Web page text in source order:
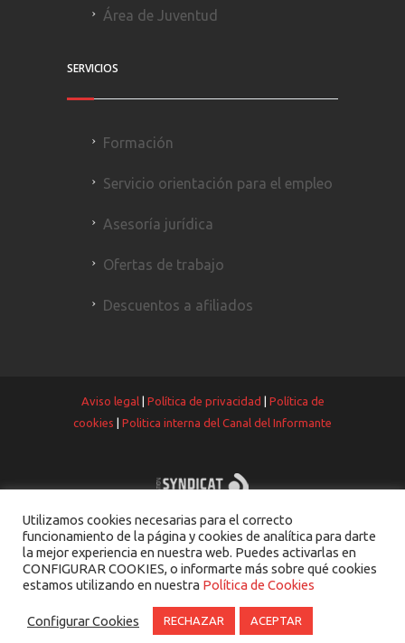
Área de Juventud
SERVICIOS
Formación
Servicio orientación para el empleo
Asesoría jurídica
Ofertas de trabajo
Descuentos a afiliados
Aviso legal | Política de privacidad | Política de
cookies | Politica interna del Canal del Informante
Utilizamos cookies necesarias para el correcto
funcionamiento de la página y cookies de analítica para darte
la mejor experiencia en nuestra web. Puedes activarlas en
CONFIGURAR COOKIES, o informarte más sobre qué cookies
estamos utilizando en nuestra Política de Cookies
Configurar Cookies RECHAZAR ACEPTAR